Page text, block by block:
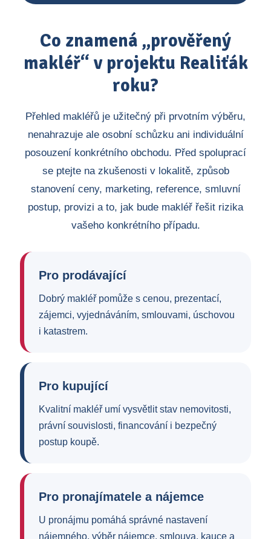
Co znamená „prověřený
makléř“ v projektu Realiťák
roku?
Přehled makléřů je užitečný při prvotním výběru,
nenahrazuje ale osobní schůzku ani individuální
posouzení konkrétního obchodu. Před spoluprací
se ptejte na zkušenosti v lokalitě, způsob
stanovení ceny, marketing, reference, smluvní
postup, provizi a to, jak bude makléř řešit rizika
vašeho konkrétního případu.
Pro prodávající
Dobrý makléř pomůže s cenou, prezentací,
zájemci, vyjednáváním, smlouvami, úschovou
i katastrem.
Pro kupující
Kvalitní makléř umí vysvětlit stav nemovitosti,
právní souvislosti, financování i bezpečný
postup koupě.
Pro pronajímatele a nájemce
U pronájmu pomáhá správné nastavení
nájemného, výběr nájemce, smlouva, kauce a